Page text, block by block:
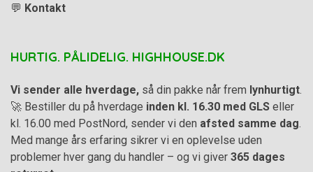
💬 Kontakt
HURTIG. PÅLIDELIG. HIGHHOUSE.DK
Vi sender alle hverdage, så din pakke når frem lynhurtigt
🚀 Bestiller du på hverdage inden kl. 16.30 med GLS eller
kl. 16.00 med PostNord, sender vi den afsted samme dag
Med mange års erfaring sikrer vi en oplevelse uden
problemer hver gang du handler – og vi giver 365 dages